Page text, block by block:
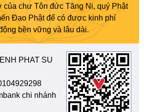
của chư Tôn đức Tăng Ni, quý Phật
Đạo Phật để có được kinh phí
bền vững và lâu dài.
PHAT SU
chi nhánh